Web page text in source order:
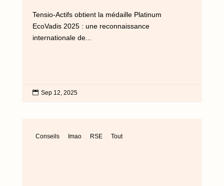
Tensio-Actifs obtient la médaille Platinum
EcoVadis 2025 : une reconnaissance
internationale de...
 Sep 12, 2025
Conseils Imao RSE Tout